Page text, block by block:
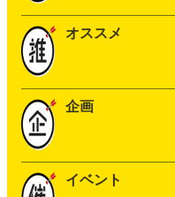
オススメ
企画
イベント